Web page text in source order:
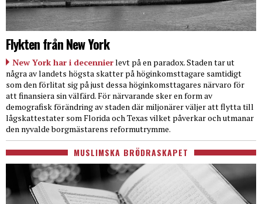
Flykten från New York
New York har i decennierlevt på en paradox. Staden tar ut
några av landets högsta skatter på höginkomsttagare samtidigt
som den förlitat sig på just dessa höginkomsttagares närvaro för
att finansiera sin välfärd. För närvarande sker en form av
demografisk förändring av staden där miljonärer väljer att flytta till
lågskattestater som Florida och Texas vilket påverkar och utmanar
den nyvalde borgmästarens reformutrymme.
MUSLIMSKA BRÖDRASKAPET